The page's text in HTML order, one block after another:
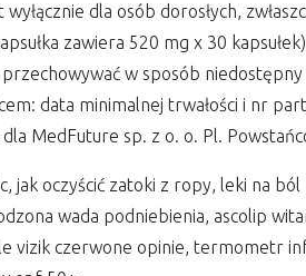
dla osób dorosłych,
zawiera 520 mg x 30
w sposób niedostępny
data minimalnej trwałości i nr
MedFuture sp. z o. o. Pl.
jak oczyścić zatoki z ropy, leki na
wada podniebienia, ascolip
vizik czerwone opinie, termometr